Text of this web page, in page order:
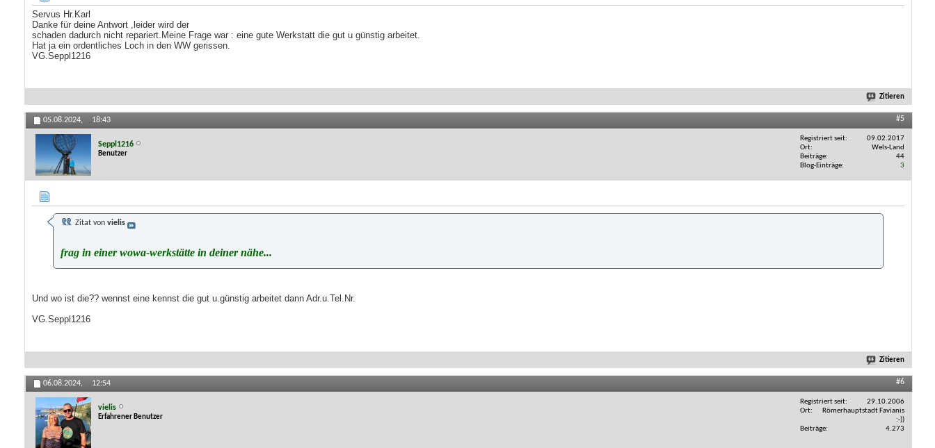
Servus Hr.Karl
Danke für deine Antwort ,leider wird der
schaden dadurch nicht repariert.Meine Frage war : eine gute Werkstatt die gut u günstig arbeitet.
Hat ja ein ordentliches Loch in den WW gerissen.
VG.Seppl1216
Zitieren
05.08.2024, 18:43 #5
Seppl1216
Benutzer
Registriert seit
09.02.2017
Ort
Wels-Land
Beiträge
44
Blog-Einträge
3
Zitat von vielis
frag in einer wowa-werkstätte in deiner nähe...
Und wo ist die?? wennst eine kennst die gut u.günstig arbeitet dann Adr.u.Tel.Nr.
VG.Seppl1216
Zitieren
06.08.2024, 12:54 #6
vielis
Erfahrener Benutzer
Registriert seit
29.10.2006
Ort
Römerhauptstadt Favianis
:-))
Beiträge
4.273